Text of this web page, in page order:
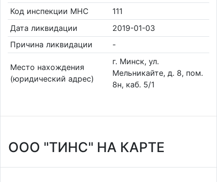
Код инспекции МНС
111
Дата ликвидации
2019-01-03
Причина ликвидации
-
Место нахождения
(юридический адрес)
г. Минск, ул.
Мельникайте, д. 8, пом.
8н, каб. 5/1
ООО "ТИНС" НА КАРТЕ